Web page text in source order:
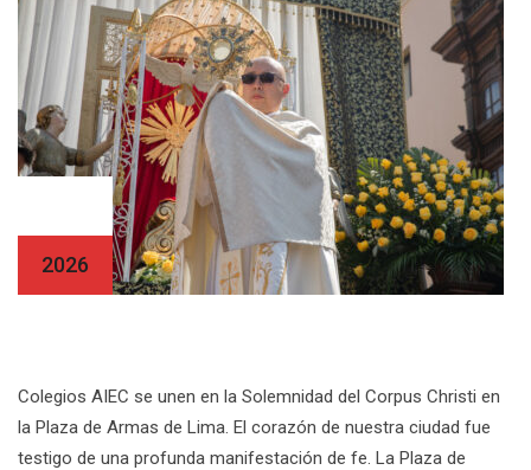
2026
Colegios AIEC se unen en la Solemnidad del Corpus Christi en
la Plaza de Armas de Lima. El corazón de nuestra ciudad fue
testigo de una profunda manifestación de fe. La Plaza de